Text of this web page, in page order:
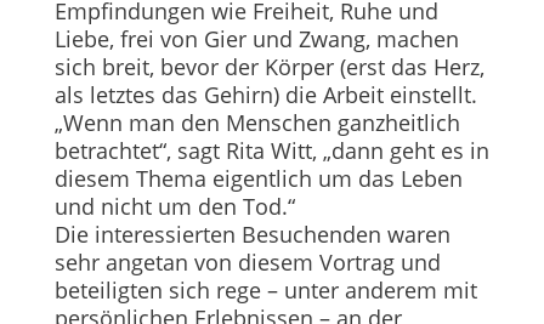
Empfindungen wie Freiheit, Ruhe und
Liebe, frei von Gier und Zwang, machen
sich breit, bevor der Körper (erst das Herz,
als letztes das Gehirn) die Arbeit einstellt.
„Wenn man den Menschen ganzheitlich
betrachtet“, sagt Rita Witt, „dann geht es in
diesem Thema eigentlich um das Leben
und nicht um den Tod.“
Die interessierten Besuchenden waren
sehr angetan von diesem Vortrag und
beteiligten sich rege – unter anderem mit
persönlichen Erlebnissen – an der